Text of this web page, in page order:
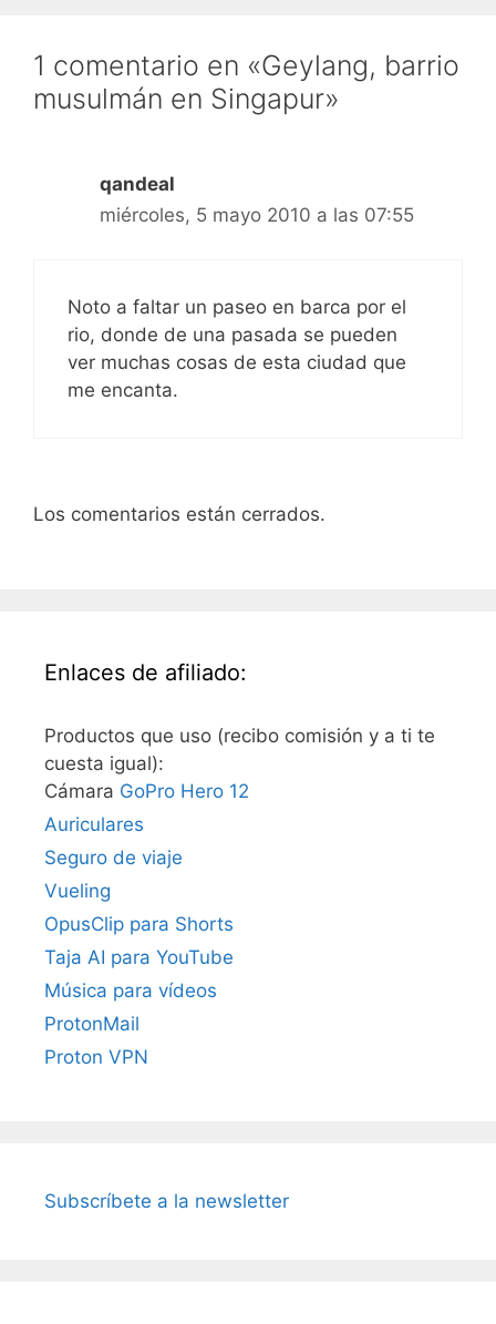
1 comentario en «Geylang, barrio
musulmán en Singapur»
qandeal
miércoles, 5 mayo 2010 a las 07:55
Noto a faltar un paseo en barca por el
rio, donde de una pasada se pueden
ver muchas cosas de esta ciudad que
me encanta.
Los comentarios están cerrados.
Enlaces de afiliado:
Productos que uso (recibo comisión y a ti te
cuesta igual):
Cámara GoPro Hero 12
Auriculares
Seguro de viaje
Vueling
OpusClip para Shorts
Taja AI para YouTube
Música para vídeos
ProtonMail
Proton VPN
Subscríbete a la newsletter